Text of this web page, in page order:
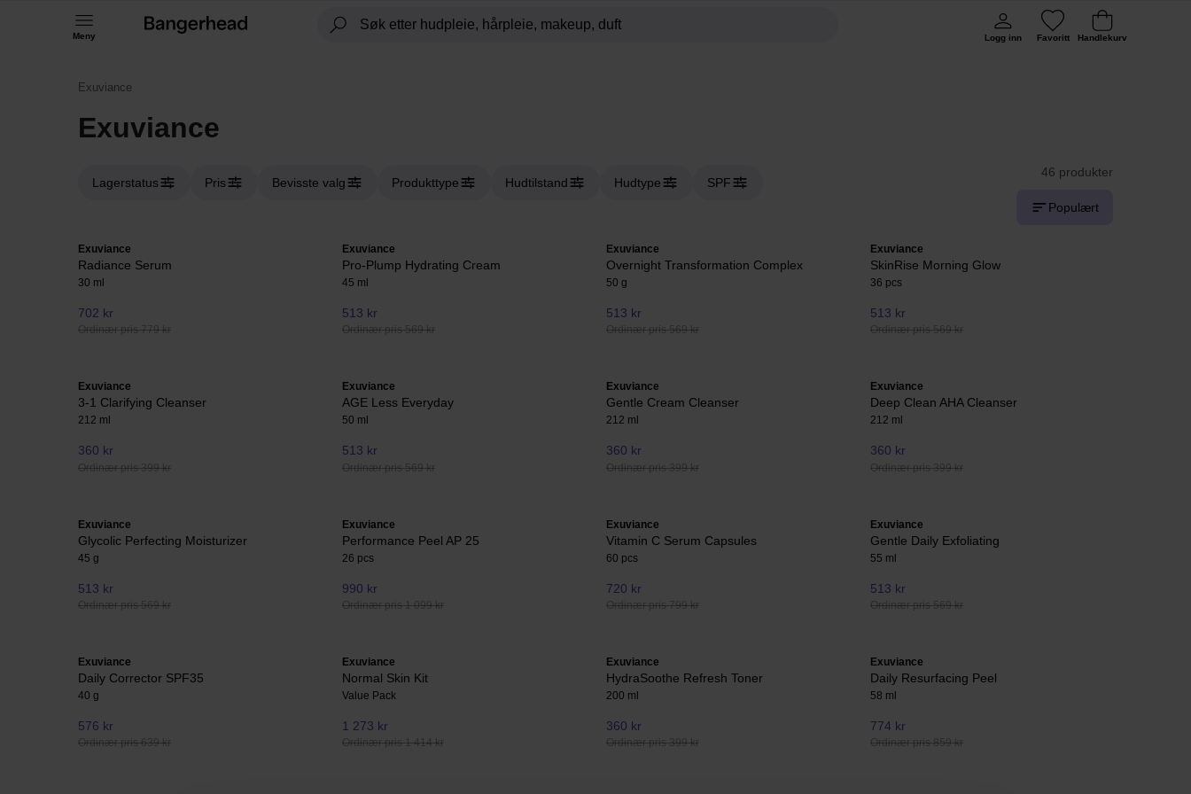
Meny Logg inn Favoritt Handlekurv
Exuviance
Exuviance
Lagerstatus Pris Bevisste valg Produkttype Hudtilstand Hudtype SPF
46 produkter
Populært
Exuviance
Radiance Serum
30 ml
702 kr
Ordinær pris 779 kr
Exuviance
Pro-Plump Hydrating Cream
45 ml
513 kr
Ordinær pris 569 kr
Exuviance
Overnight Transformation Complex
50 g
513 kr
Ordinær pris 569 kr
Exuviance
SkinRise Morning Glow
36 pcs
513 kr
Ordinær pris 569 kr
Exuviance
3-1 Clarifying Cleanser
212 ml
360 kr
Ordinær pris 399 kr
Exuviance
AGE Less Everyday
50 ml
513 kr
Ordinær pris 569 kr
Exuviance
Gentle Cream Cleanser
212 ml
360 kr
Ordinær pris 399 kr
Exuviance
Deep Clean AHA Cleanser
212 ml
360 kr
Ordinær pris 399 kr
Exuviance
Glycolic Perfecting Moisturizer
45 g
513 kr
Ordinær pris 569 kr
Exuviance
Performance Peel AP 25
26 pcs
990 kr
Ordinær pris 1 099 kr
Exuviance
Vitamin C Serum Capsules
60 pcs
720 kr
Ordinær pris 799 kr
Exuviance
Gentle Daily Exfoliating
55 ml
513 kr
Ordinær pris 569 kr
Exuviance
Daily Corrector SPF35
40 g
576 kr
Ordinær pris 639 kr
Exuviance
Normal Skin Kit
Value Pack
1 273 kr
Ordinær pris 1 414 kr
Exuviance
HydraSoothe Refresh Toner
200 ml
360 kr
Ordinær pris 399 kr
Exuviance
Daily Resurfacing Peel
58 ml
774 kr
Ordinær pris 859 kr